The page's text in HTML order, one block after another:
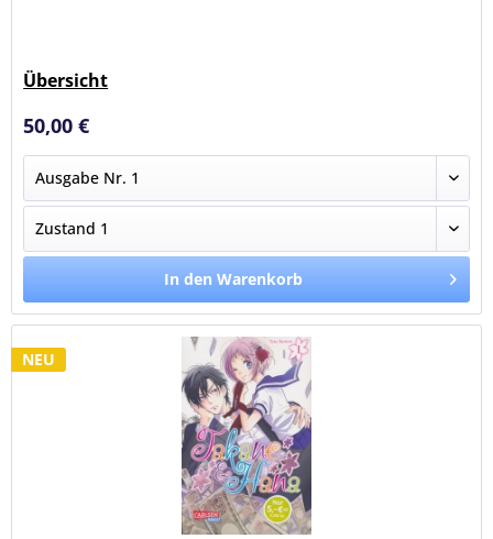
Übersicht
50,00 €
In den Warenkorb
NEU